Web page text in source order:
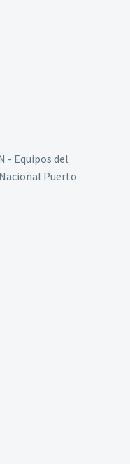
- Equipos del
Puerto